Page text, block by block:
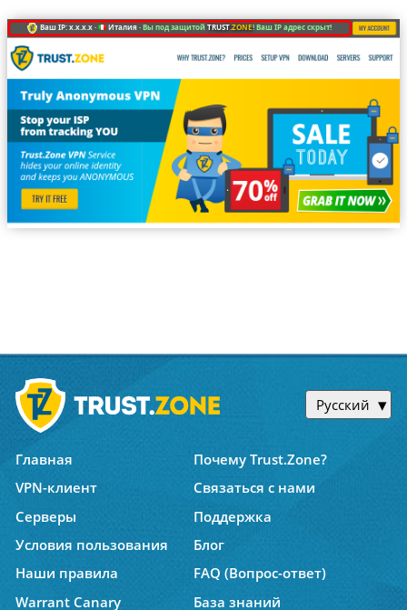
Ваш IP: x.x.x.x · Италия ·Вы под защитойTRUST.ZONE! Ваш IP адрес скрыт!
Русский
Главная
Почему Trust.Zone?
VPN-клиент
Связаться с нами
Серверы
Поддержка
Условия пользования
Блог
Наши правила
FAQ (Вопрос-ответ)
Warrant Canary
База знаний